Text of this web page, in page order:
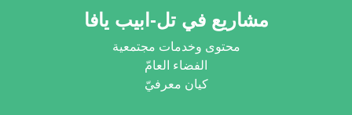
مشاريع في تل-ابيب يافا
محتوى وخدمات مجتمعية
الفضاء العامّ
كيان معرفيّ